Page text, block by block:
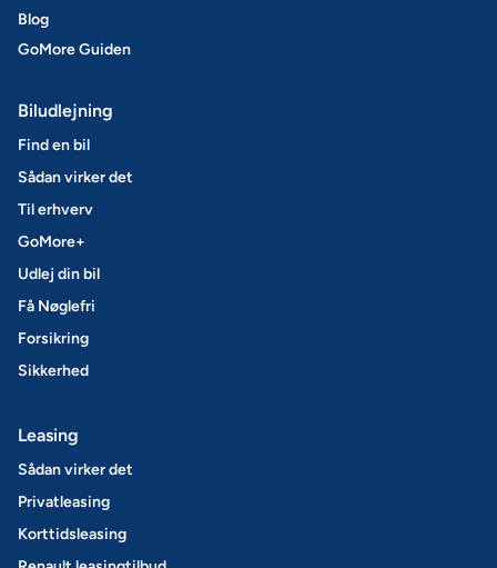
Blog
GoMore Guiden
Biludlejning
Find en bil
Sådan virker det
Til erhverv
GoMore+
Udlej din bil
Få Nøglefri
Forsikring
Sikkerhed
Leasing
Sådan virker det
Privatleasing
Korttidsleasing